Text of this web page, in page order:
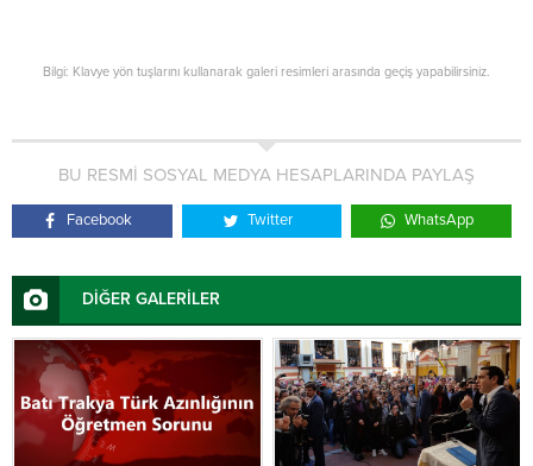
Bilgi: Klavye yön tuşlarını kullanarak galeri resimleri arasında geçiş yapabilirsiniz.
BU RESMİ SOSYAL MEDYA HESAPLARINDA PAYLAŞ
Facebook Twitter WhatsApp
DİĞER GALERİLER